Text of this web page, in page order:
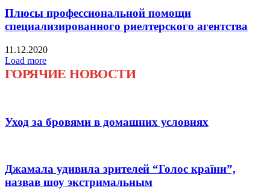
Плюсы профессиональной помощи
специализированного риелтерского агентства
11.12.2020
Load more
ГОРЯЧИЕ НОВОСТИ
Уход за бровями в домашних условиях
Джамала удивила зрителей “Голос країни”,
назвав шоу экстримальным